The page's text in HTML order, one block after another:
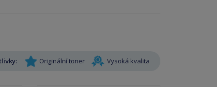
Originální toner Vysoká kvalita